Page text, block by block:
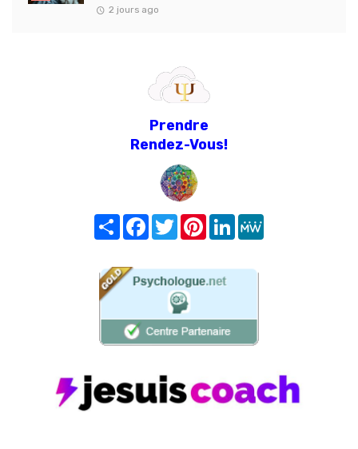
2 jours ago
Prendre
Rendez-Vous!
Share FacebookTwitterPinterest
LinkedIn